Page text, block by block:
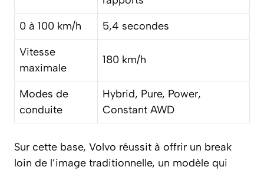
0 à 100 km/h
5,4 secondes
Vitesse
maximale
180 km/h
Modes de
conduite
Hybrid, Pure, Power,
Constant AWD
Sur cette base, Volvo réussit à offrir un break
loin de l’image traditionnelle, un modèle qui